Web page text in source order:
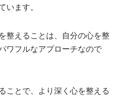
います。
整えることは、自分の心を整
ワフルなアプローチなので
ことで、より深く心を整える